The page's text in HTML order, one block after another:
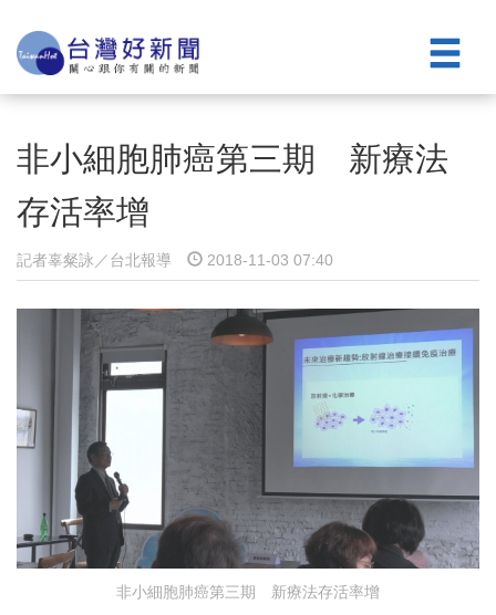
非小細胞肺癌第三期 新療法
存活率增
記者辜粲詠／台北報導 2018-11-03 07:40
非小細胞肺癌第三期 新療法存活率增